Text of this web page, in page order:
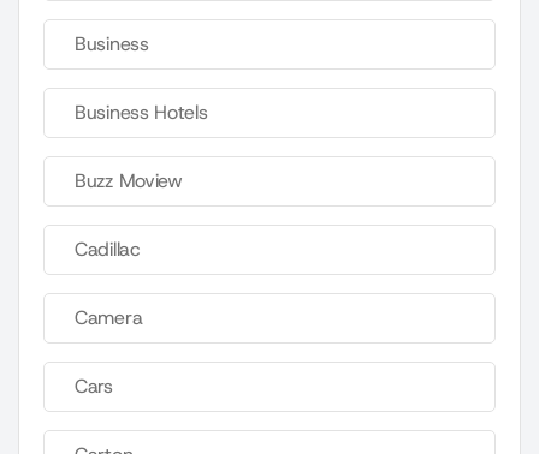
Business
Business Hotels
Buzz Moview
Cadillac
Camera
Cars